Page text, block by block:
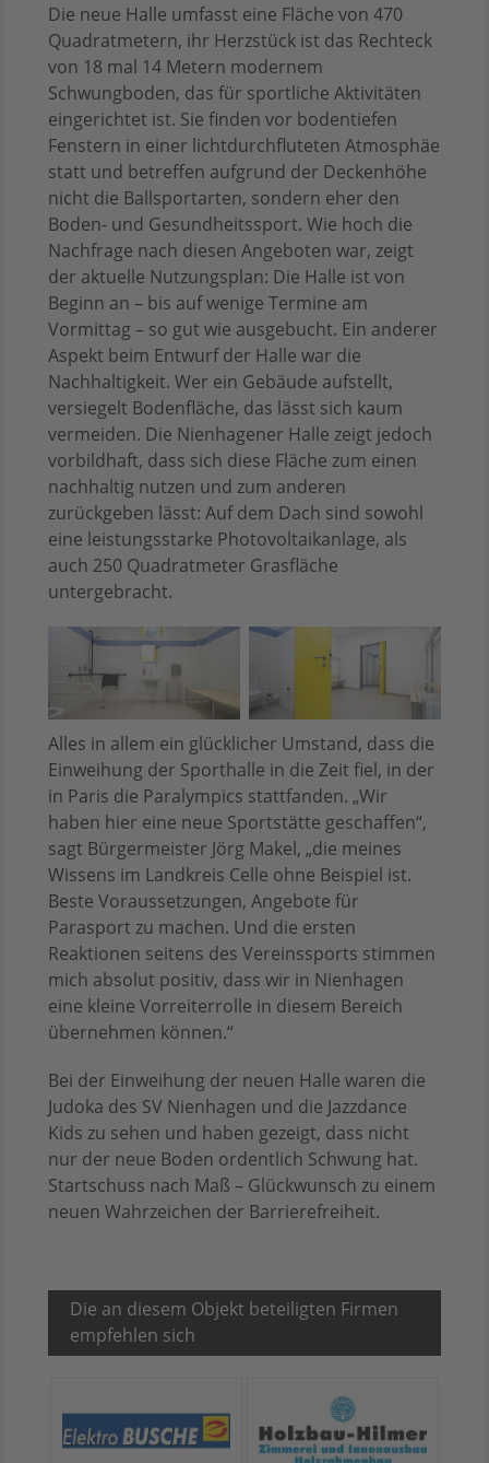
Die neue Halle umfasst eine Fläche von 470
Quadratmetern, ihr Herzstück ist das Rechteck
von 18 mal 14 Metern modernem
Schwungboden, das für sportliche Aktivitäten
eingerichtet ist. Sie finden vor bodentiefen
Fenstern in einer lichtdurchfluteten Atmosphäe
statt und betreffen aufgrund der Deckenhöhe
nicht die Ballsportarten, sondern eher den
Boden- und Gesundheitssport. Wie hoch die
Nachfrage nach diesen Angeboten war, zeigt
der aktuelle Nutzungsplan: Die Halle ist von
Beginn an – bis auf wenige Termine am
Vormittag – so gut wie ausgebucht. Ein anderer
Aspekt beim Entwurf der Halle war die
Nachhaltigkeit. Wer ein Gebäude aufstellt,
versiegelt Bodenfläche, das lässt sich kaum
vermeiden. Die Nienhagener Halle zeigt jedoch
vorbildhaft, dass sich diese Fläche zum einen
nachhaltig nutzen und zum anderen
zurückgeben lässt: Auf dem Dach sind sowohl
eine leistungsstarke Photovoltaikanlage, als
auch 250 Quadratmeter Grasfläche
untergebracht.
Alles in allem ein glücklicher Umstand, dass die
Einweihung der Sporthalle in die Zeit fiel, in der
in Paris die Paralympics stattfanden. „Wir
haben hier eine neue Sportstätte geschaffen“,
sagt Bürgermeister Jörg Makel, „die meines
Wissens im Landkreis Celle ohne Beispiel ist.
Beste Voraussetzungen, Angebote für
Parasport zu machen. Und die ersten
Reaktionen seitens des Vereinssports stimmen
mich absolut positiv, dass wir in Nienhagen
eine kleine Vorreiterrolle in diesem Bereich
übernehmen können.“
Bei der Einweihung der neuen Halle waren die
Judoka des SV Nienhagen und die Jazzdance
Kids zu sehen und haben gezeigt, dass nicht
nur der neue Boden ordentlich Schwung hat.
Startschuss nach Maß – Glückwunsch zu einem
neuen Wahrzeichen der Barrierefreiheit.
Die an diesem Objekt beteiligten Firmen
empfehlen sich